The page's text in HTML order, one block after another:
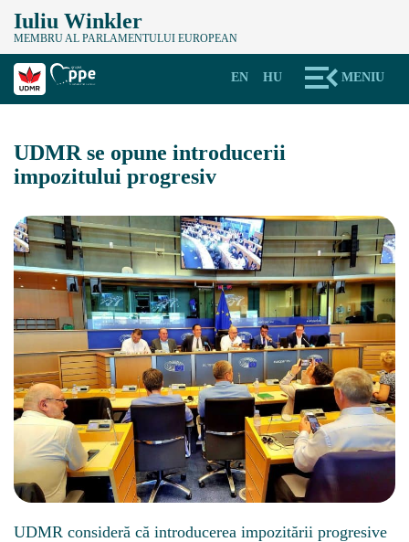
Iuliu Winkler
MEMBRU AL PARLAMENTULUI EUROPEAN
MENIU
HU
EN
UDMR se opune introducerii
impozitului progresiv
UDMR consideră că introducerea impozitării progresive